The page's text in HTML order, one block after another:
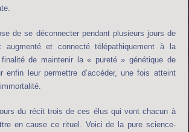
de se déconnecter pendant plusieurs jours de
augmenté et connecté télépathiquement à la
de maintenir la « pureté » génétique de
enfin leur permettre d’accéder, une fois atteint
du récit trois de ces élus qui vont chacun à
en cause ce rituel. Voici de la pure science-